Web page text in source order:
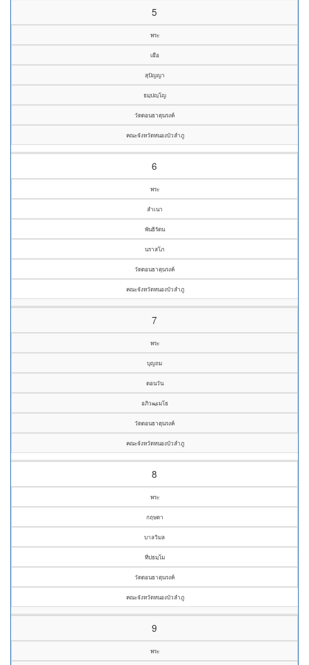
5
พระ
เผือ
สุปัญญา
ธมฺปญฺโญ
วัดดอนธาตุนรงค์
คณะจังหวัดหนองบัวลำภู
6
พระ
ลำเนา
พันธิรัตน
นราสโภ
วัดดอนธาตุนรงค์
คณะจังหวัดหนองบัวลำภู
7
พระ
บุญถม
ดอนวัน
อภิวฒฺเมโธ
วัดดอนธาตุนรงค์
คณะจังหวัดหนองบัวลำภู
8
พระ
กฤษดา
บาลวิมล
ทีปธมฺโม
วัดดอนธาตุนรงค์
คณะจังหวัดหนองบัวลำภู
9
พระ